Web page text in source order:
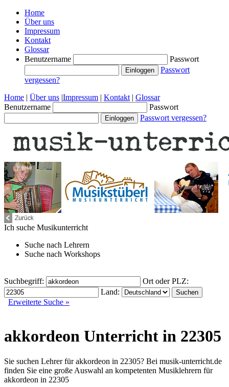
Home
Über uns
Impressum
Kontakt
Glossar
Benutzername
Passwort
Passwort
vergessen?
Home | Über uns |Impressum | Kontakt | Glossar
Benutzername
Passwort
Passwort vergessen?
Ich suche Musikunterricht
Suche nach Lehrern
Suche nach Workshops
Suchbegriff:
Ort oder PLZ:
Land:
Erweiterte Suche »
akkordeon Unterricht in 22305
Sie suchen Lehrer für akkordeon in 22305? Bei musik-unterricht.de
finden Sie eine große Auswahl an kompetenten Musiklehrern für
akkordeon in 22305